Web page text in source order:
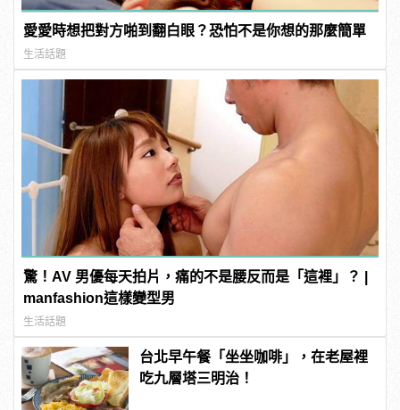
愛愛時想把對方啪到翻白眼？恐怕不是你想的那麼簡單
生活話題
驚！AV 男優每天拍片，痛的不是腰反而是「這裡」？ |
manfashion這樣變型男
生活話題
台北早午餐「坐坐咖啡」，在老屋裡
吃九層塔三明治！